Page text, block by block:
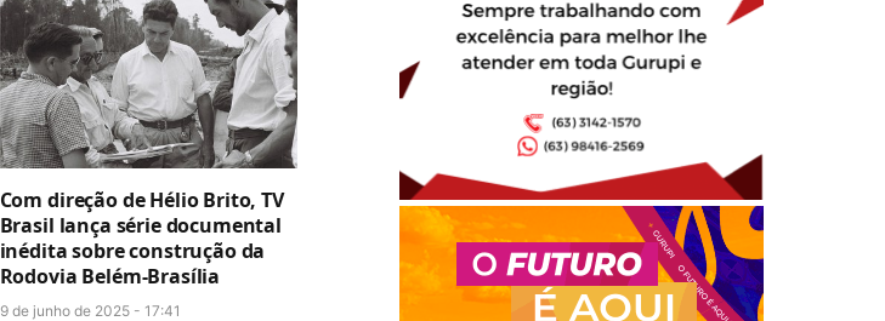
Com direção de Hélio Brito, TV
Brasil lança série documental
inédita sobre construção da
Rodovia Belém-Brasília
9 de junho de 2025 - 17:41